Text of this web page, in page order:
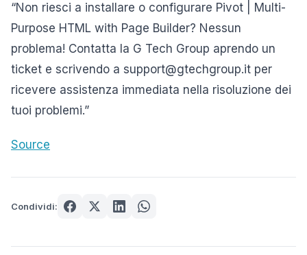
“Non riesci a installare o configurare Pivot | Multi-
Purpose HTML with Page Builder? Nessun
problema! Contatta la G Tech Group aprendo un
ticket e scrivendo a support@gtechgroup.it per
ricevere assistenza immediata nella risoluzione dei
tuoi problemi.”
Source
Condividi: